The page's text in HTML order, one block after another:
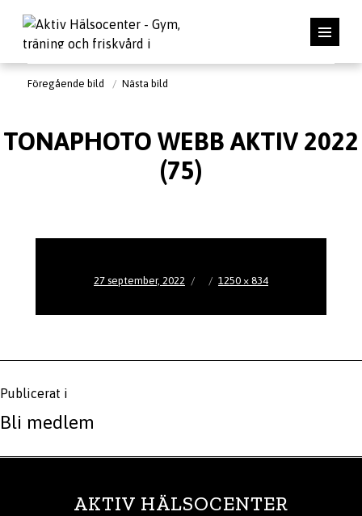
Föregående bild Nästa bild
TONAPHOTO WEBB AKTIV 2022
(75)
Publicerat
27 september, 2022
Full
1250 × 834
Publicerat i
Bli medlem
AKTIV HÄLSOCENTER